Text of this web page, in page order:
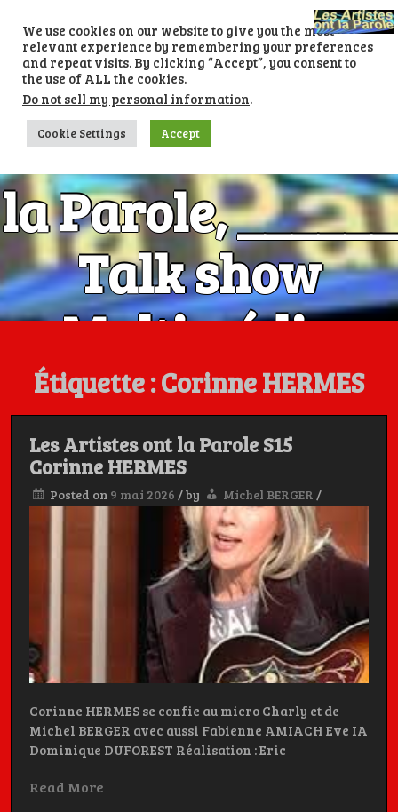
content
Les Artistes ont
la Parole, ______
Talk show
Multimédia
Numéro 1 avec
Charly, et
Michel BERGER
Les Artistes ont la Parole, c'est aussi dans la poche
Étiquette :Corinne HERMES
Les Artistes ont la Parole S15
Corinne HERMES
Posted on 9 mai 2026 /by Michel BERGER /
Corinne HERMES se confie au micro Charly et de
Michel BERGER avec aussi Fabienne AMIACH Eve IA
Dominique DUFOREST Réalisation : Eric
Read More
We use cookies on our website to give you the most
relevant experience by remembering your preferences
and repeat visits. By clicking “Accept”, you consent to
the use of ALL the cookies.
Do not sell my personal information.
Cookie Settings Accept